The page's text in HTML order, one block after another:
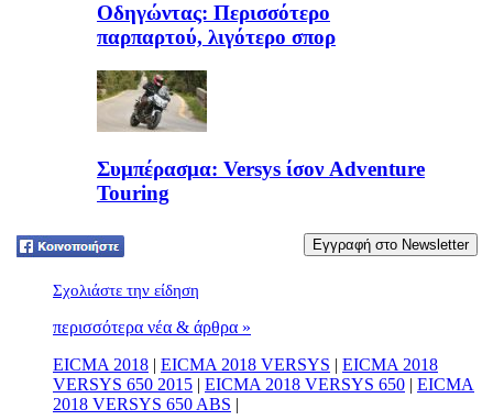
Οδηγώντας: Περισσότερο
παρπαρτού, λιγότερο σπορ
Συμπέρασμα: Versys ίσον Adventure
Touring
Tweet
Σχολιάστε την είδηση
περισσότερα νέα & άρθρα »
EICMA 2018 | EICMA 2018 VERSYS | EICMA 2018
VERSYS 650 2015 | EICMA 2018 VERSYS 650 | EICMA
2018 VERSYS 650 ABS |